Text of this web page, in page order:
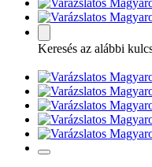
Keresés az alábbi